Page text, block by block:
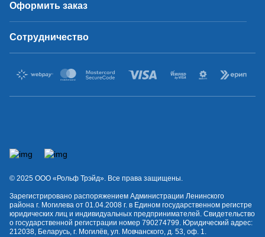
Оформить заказ
Сотрудничество
© 2025 OOO «Рольф Трэйд». Все права защищены.
Зарегистрировано распоряжением Администрации Ленинского
района г. Могилева от 01.04.2008 г. в Едином государственном регистре
юридических лиц и индивидуальных предпринимателей. Свидетельство
о государственной регистрации номер 790274799. Юридический адрес:
212038, Беларусь, г. Могилёв, ул. Мовчанского, д. 53, оф. 1.